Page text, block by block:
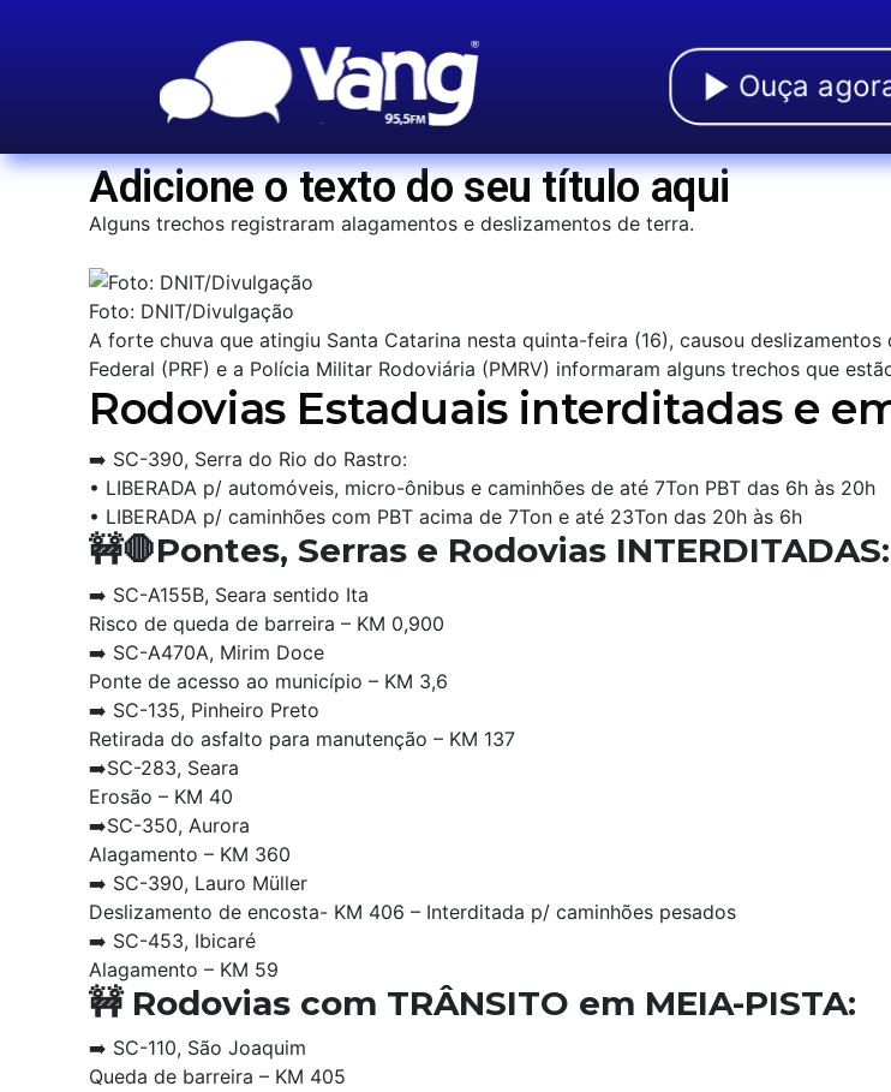
Ouça
Adicione o texto do seu título aqui
Alguns trechos registraram alagamentos e deslizamentos de terra.
Foto: DNIT/Divulgação
A forte chuva que atingiu Santa Catarina nesta quinta-feira (16), causou
Federal (PRF) e a Polícia Militar Rodoviária (PMRV) informaram alguns trechos que
Rodovias Estaduais interditadas e
➡️ SC-390, Serra do Rio do Rastro:
• LIBERADA p/ automóveis, micro-ônibus e caminhões de até 7Ton PBT das 6h às 20h
• LIBERADA p/ caminhões com PBT acima de 7Ton e até 23Ton das 20h às 6h
🚧🛑Pontes, Serras e Rodovias INTERDITADAS:
➡️ SC-A155B, Seara sentido Ita
Risco de queda de barreira – KM 0,900
➡️ SC-A470A, Mirim Doce
Ponte de acesso ao município – KM 3,6
➡️ SC-135, Pinheiro Preto
Retirada do asfalto para manutenção – KM 137
➡️SC-283, Seara
Erosão – KM 40
➡️SC-350, Aurora
Alagamento – KM 360
➡️ SC-390, Lauro Müller
Deslizamento de encosta- KM 406 – Interditada p/ caminhões pesados
➡️ SC-453, Ibicaré
Alagamento – KM 59
🚧 Rodovias com TRÂNSITO em MEIA-PISTA:
➡️ SC-110, São Joaquim
Queda de barreira – KM 405